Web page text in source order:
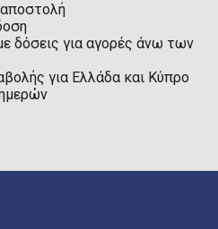
δόσεις για αγορές άνω των
για Ελλάδα και Κύπρο